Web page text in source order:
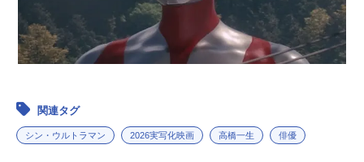
関連タグ
シン・ウルトラマン 2026実写化映画 高橋一生 俳優